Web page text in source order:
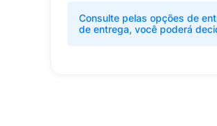
Consulte pelas opções de
de entrega, você poderá